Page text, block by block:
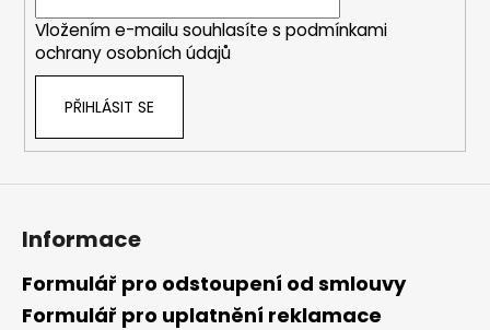
Vložením e-mailu souhlasíte s podmínkami
ochrany osobních údajů
PŘIHLÁSIT SE
Informace
Formulář pro odstoupení od smlouvy
Formulář pro uplatnění reklamace